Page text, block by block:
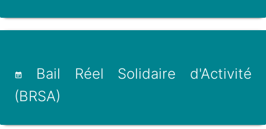
Bail Réel Solidaire d'Activité
(BRSA)